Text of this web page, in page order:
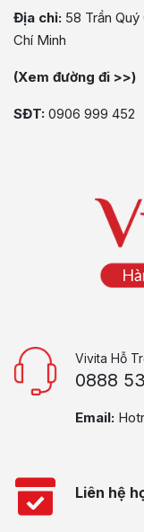
Địa chỉ: 58 Trần Quý
Chí Minh
(Xem đường đi >>)
SĐT: 0906 999 452
Vivita Hỗ
0888
Email:
Liên hệ